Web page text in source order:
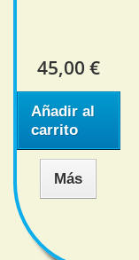
45,00 €
Añadir al
carrito
Más